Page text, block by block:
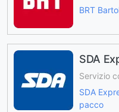
BRT
SDA
Servizio
SDA
pacco